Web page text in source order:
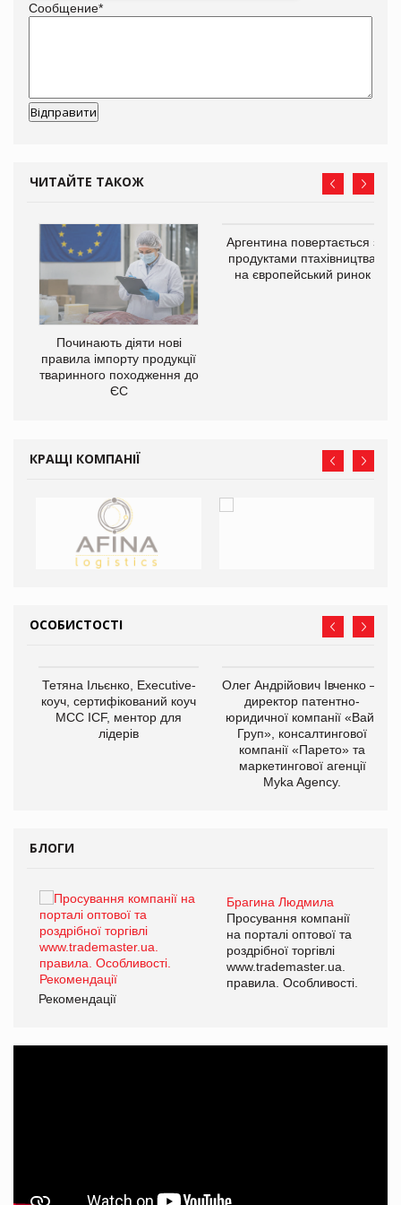
Сообщение*
ЧИТАЙТЕ ТАКОЖ
Починають діяти нові
правила імпорту продукції
тваринного походження до
ЄС
Аргентина повертається з
продуктами птахівництва
на європейський ринок
КРАЩІ КОМПАНІЇ
ОСОБИСТОСТІ
Тетяна Ільєнко, Executive-
коуч, сертифікований коуч
МСС ICF, ментор для
лідерів
Олег Андрійович Івченко —
директор патентно-
юридичної компанії «Вайз
Груп», консалтингової
компанії «Парето» та
маркетингової агенції
Myka Agency.
БЛОГИ
Брагина Людмила
Просування компанії
на порталі оптової та
роздрібної торгівлі
www.trademaster.ua.
правила. Особливості.
Рекомендації